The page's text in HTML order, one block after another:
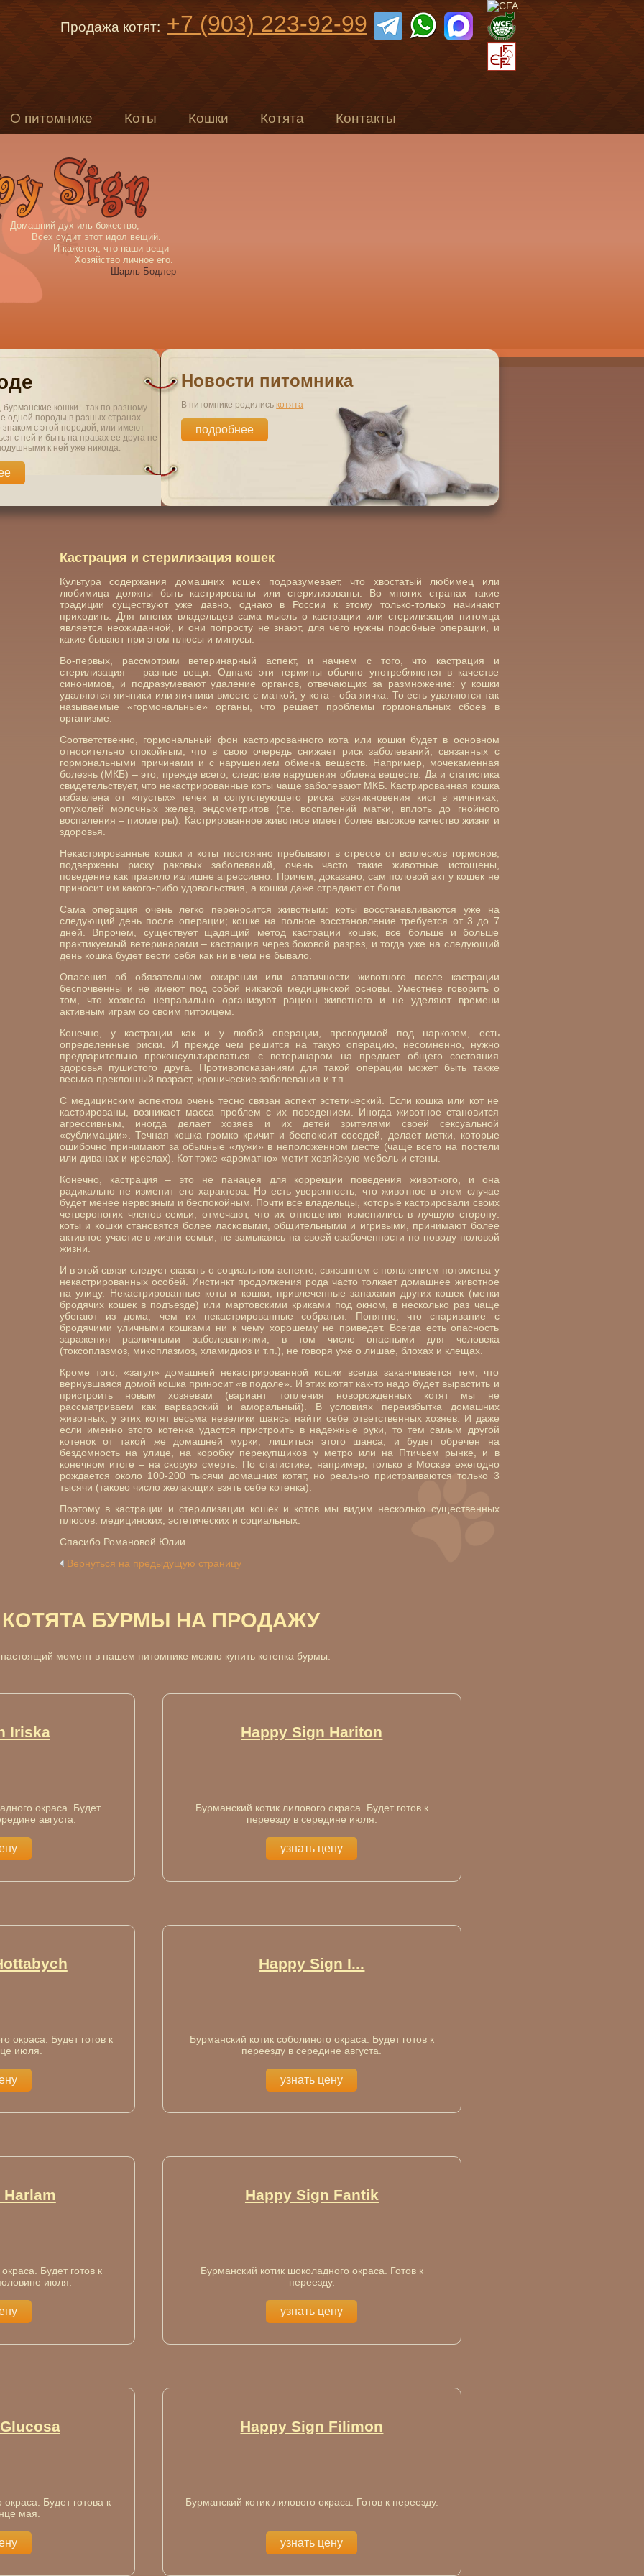
Продажа котят: +7 (903) 223-92-99
О питомнике Коты Кошки Котята Контакты
Домашний дух иль божество,
Всех судит этот идол вещий.
И кажется, что наши вещи -
Хозяйство личное его.
Шарль Бодлер
кошки - так по разному
одной породы в разных странах.
знаком с этой породой, или имеют
с ней и быть на правах ее друга не
к ней уже никогда.
Новости питомника
В питомнике родилиськотята
подробнее
Кастрация и стерилизация кошек
Культура содержания домашних кошек подразумевает, что хвостатый любимец или
любимица должны быть кастрированы или стерилизованы. Во многих странах такие
традиции существуют уже давно, однако в России к этому только-только начинают
приходить. Для многих владельцев сама мысль о кастрации или стерилизации питомца
является неожиданной, и они попросту не знают, для чего нужны подобные операции, и
какие бывают при этом плюсы и минусы.
Во-первых, рассмотрим ветеринарный аспект, и начнем с того, что кастрация и
стерилизация – разные вещи. Однако эти термины обычно употребляются в качестве
синонимов, и подразумевают удаление органов, отвечающих за размножение: у кошки
удаляются яичники или яичники вместе с маткой; у кота - оба яичка. То есть удаляются так
называемые «гормональные» органы, что решает проблемы гормональных сбоев в
организме.
Соответственно, гормональный фон кастрированного кота или кошки будет в основном
относительно спокойным, что в свою очередь снижает риск заболеваний, связанных с
гормональными причинами и с нарушением обмена веществ. Например, мочекаменная
болезнь (МКБ) – это, прежде всего, следствие нарушения обмена веществ. Да и статистика
свидетельствует, что некастрированные коты чаще заболевают МКБ. Кастрированная кошка
избавлена от «пустых» течек и сопутствующего риска возникновения кист в яичниках,
опухолей молочных желез, эндометритов (т.е. воспалений матки, вплоть до гнойного
воспаления – пиометры). Кастрированное животное имеет более высокое качество жизни и
здоровья.
Некастрированные кошки и коты постоянно пребывают в стрессе от всплесков гормонов,
подвержены риску раковых заболеваний, очень часто такие животные истощены,
поведение как правило излишне агрессивно. Причем, доказано, сам половой акт у кошек не
приносит им какого-либо удовольствия, а кошки даже страдают от боли.
Сама операция очень легко переносится животным: коты восстанавливаются уже на
следующий день после операции; кошке на полное восстановление требуется от 3 до 7
дней. Впрочем, существует щадящий метод кастрации кошек, все больше и больше
практикуемый ветеринарами – кастрация через боковой разрез, и тогда уже на следующий
день кошка будет вести себя как ни в чем не бывало.
Опасения об обязательном ожирении или апатичности животного после кастрации
беспочвенны и не имеют под собой никакой медицинской основы. Уместнее говорить о
том, что хозяева неправильно организуют рацион животного и не уделяют времени
активным играм со своим питомцем.
Конечно, у кастрации как и у любой операции, проводимой под наркозом, есть
определенные риски. И прежде чем решится на такую операцию, несомненно, нужно
предварительно проконсультироваться с ветеринаром на предмет общего состояния
здоровья пушистого друга. Противопоказаниям для такой операции может быть также
весьма преклонный возраст, хронические заболевания и т.п.
С медицинским аспектом очень тесно связан аспект эстетический. Если кошка или кот не
кастрированы, возникает масса проблем с их поведением. Иногда животное становится
агрессивным, иногда делает хозяев и их детей зрителями своей сексуальной
«сублимации». Течная кошка громко кричит и беспокоит соседей, делает метки, которые
ошибочно принимают за обычные «лужи» в неположенном месте (чаще всего на постели
или диванах и креслах). Кот тоже «ароматно» метит хозяйскую мебель и стены.
Конечно, кастрация – это не панацея для коррекции поведения животного, и она
радикально не изменит его характера. Но есть уверенность, что животное в этом случае
будет менее нервозным и беспокойным. Почти все владельцы, которые кастрировали своих
четвероногих членов семьи, отмечают, что их отношения изменились в лучшую сторону:
коты и кошки становятся более ласковыми, общительными и игривыми, принимают более
активное участие в жизни семьи, не замыкаясь на своей озабоченности по поводу половой
жизни.
И в этой связи следует сказать о социальном аспекте, связанном с появлением потомства у
некастрированных особей. Инстинкт продолжения рода часто толкает домашнее животное
на улицу. Некастрированные коты и кошки, привлеченные запахами других кошек (метки
бродячих кошек в подъезде) или мартовскими криками под окном, в несколько раз чаще
убегают из дома, чем их некастрированные собратья. Понятно, что спаривание с
бродячими уличными кошками ни к чему хорошему не приведет. Всегда есть опасность
заражения различными заболеваниями, в том числе опасными для человека
(токсоплазмоз, микоплазмоз, хламидиоз и т.п.), не говоря уже о лишае, блохах и клещах.
Кроме того, «загул» домашней некастрированной кошки всегда заканчивается тем, что
вернувшаяся домой кошка приносит «в подоле». И этих котят как-то надо будет вырастить и
пристроить новым хозяевам (вариант топления новорожденных котят мы не
рассматриваем как варварский и аморальный). В условиях переизбытка домашних
животных, у этих котят весьма невелики шансы найти себе ответственных хозяев. И даже
если именно этого котенка удастся пристроить в надежные руки, то тем самым другой
котенок от такой же домашней мурки, лишиться этого шанса, и будет обречен на
бездомность на улице, на коробку перекупщиков у метро или на Птичьем рынке, и в
конечном итоге – на скорую смерть. По статистике, например, только в Москве ежегодно
рождается около 100-200 тысячи домашних котят, но реально пристраиваются только 3
тысячи (таково число желающих взять себе котенка).
Поэтому в кастрации и стерилизации кошек и котов мы видим несколько существенных
плюсов: медицинских, эстетических и социальных.
Спасибо Романовой Юлии
Вернуться на предыдущую страницу
КОТЯТА БУРМЫ НА ПРОДАЖУ
момент в нашем питомнике можно купить котенка бурмы:
Iriska
окраса. Будет
августа.
Happy Sign Hariton
Бурманский котик лилового окраса. Будет готов к
переезду в середине июля.
узнать цену
окраса. Будет готов к
июля.
Happy Sign I...
Бурманский котик соболиного окраса. Будет готов к
переезду в середине августа.
узнать цену
Будет готов к
июля.
Happy Sign Fantik
Бурманский котик шоколадного окраса. Готов к
переезду.
узнать цену
Будет готова к
мая.
Happy Sign Filimon
Бурманский котик лилового окраса. Готов к переезду.
узнать цену